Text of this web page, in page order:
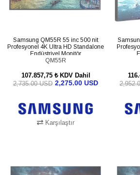
Samsung QM55R 55 inc 500 nit
Profesyonel 4K Ultra HD Standalone
Endüstriyel Monitör
LH55QMREBGCXEN
QM55R
107.857,75 ₺ KDV Dahil
2,275.00 USD
2,735.00 USD
Karşılaştır